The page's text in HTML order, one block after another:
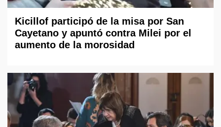
Kicillof participó de la misa por San
Cayetano y apuntó contra Milei por el
aumento de la morosidad